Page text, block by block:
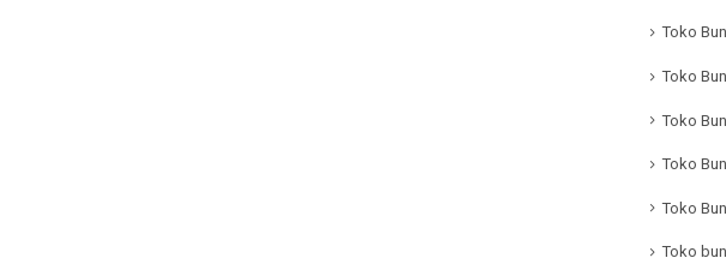
Toko
Toko
Toko
Toko
Toko
Toko